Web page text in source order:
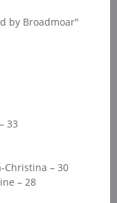
by Broadmoar"
33
Christina – 30
– 28